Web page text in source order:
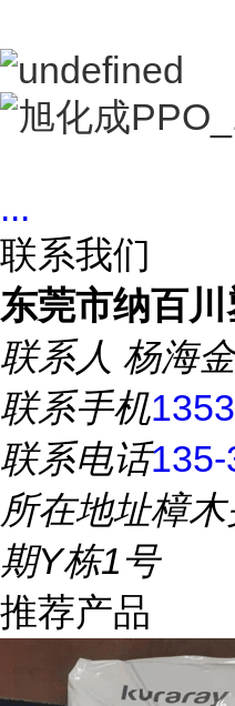
...
联系我们
东莞市纳百
联系人 杨海金
联系手机
联系电话
所在地址樟
期Y栋1号
推荐产品